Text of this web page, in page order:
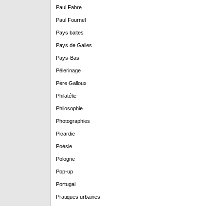
Paul Fabre
Paul Fournel
Pays baltes
Pays de Galles
Pays-Bas
Pélerinage
Père Galloux
Philatélie
Philosophie
Photographies
Picardie
Poèsie
Pologne
Pop-up
Portugal
Pratiques urbaines